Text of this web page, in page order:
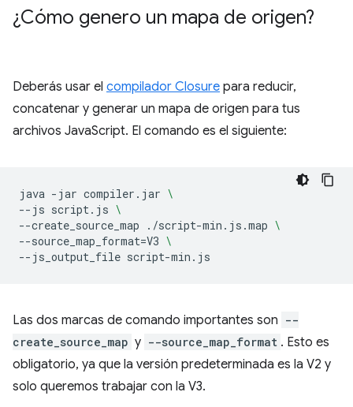
¿Cómo genero un mapa de origen?
Deberás usar el compilador Closure para reducir,
concatenar y generar un mapa de origen para tus
archivos JavaScript. El comando es el siguiente:
java -jar compiler.jar \
--js script.js \
--create_source_map
./script-min.js.map \
--source_map_format=V3 \
--js_output_file
Las dos marcas de comando importantes son --
create_source_map y --source_map_format . Esto es
obligatorio, ya que la versión predeterminada es la V2 y
solo queremos trabajar con la V3.